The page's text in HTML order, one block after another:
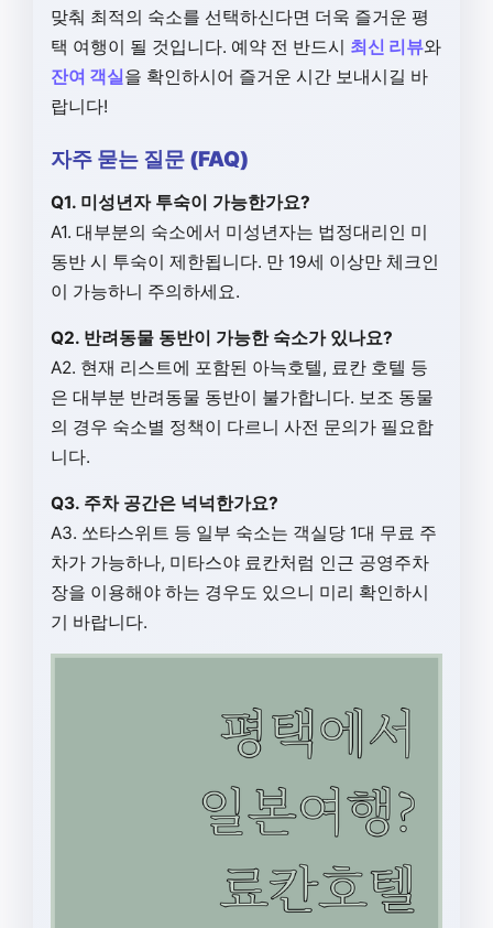
맞춰 최적의 숙소를 선택하신다면 더욱 즐거운 평
택 여행이 될 것입니다. 예약 전 반드시 최신 리뷰와
잔여 객실을 확인하시어 즐거운 시간 보내시길 바
랍니다!
자주 묻는 질문 (FAQ)
Q1. 미성년자 투숙이 가능한가요?
A1. 대부분의 숙소에서 미성년자는 법정대리인 미
동반 시 투숙이 제한됩니다. 만 19세 이상만 체크인
이 가능하니 주의하세요.
Q2. 반려동물 동반이 가능한 숙소가 있나요?
A2. 현재 리스트에 포함된 아늑호텔, 료칸 호텔 등
은 대부분 반려동물 동반이 불가합니다. 보조 동물
의 경우 숙소별 정책이 다르니 사전 문의가 필요합
니다.
Q3. 주차 공간은 넉넉한가요?
A3. 쏘타스위트 등 일부 숙소는 객실당 1대 무료 주
차가 가능하나, 미타스야 료칸처럼 인근 공영주차
장을 이용해야 하는 경우도 있으니 미리 확인하시
기 바랍니다.